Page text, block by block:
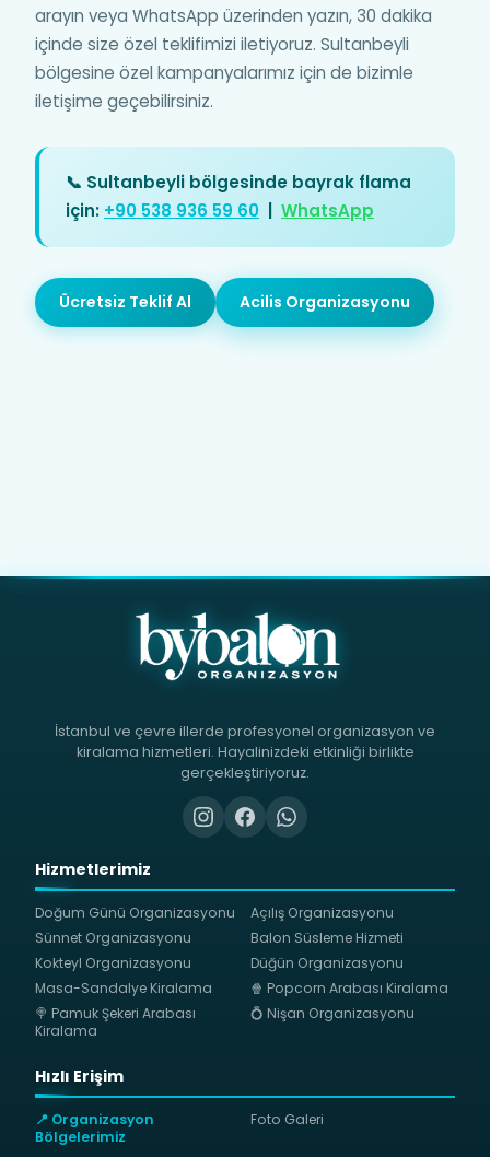
arayın veya WhatsApp üzerinden yazın, 30 dakika
içinde size özel teklifimizi iletiyoruz. Sultanbeyli
bölgesine özel kampanyalarımız için de bizimle
iletişime geçebilirsiniz.
📞 Sultanbeyli bölgesinde bayrak flama
için: +90 538 936 59 60 | WhatsApp
Ücretsiz Teklif Al Acilis Organizasyonu
İstanbul ve çevre illerde profesyonel organizasyon ve
kiralama hizmetleri. Hayalinizdeki etkinliği birlikte
gerçekleştiriyoruz.
Hizmetlerimiz
Doğum Günü Organizasyonu
Açılış Organizasyonu
Sünnet Organizasyonu
Balon Süsleme Hizmeti
Kokteyl Organizasyonu
Düğün Organizasyonu
Masa-Sandalye Kiralama
🍿 Popcorn Arabası Kiralama
🍭 Pamuk Şekeri Arabası
Kiralama
💍 Nişan Organizasyonu
Hızlı Erişim
📍 Organizasyon
Bölgelerimiz
Foto Galeri